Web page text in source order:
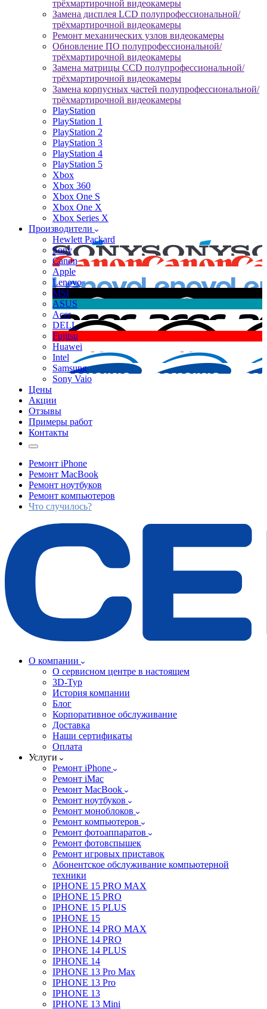
трёхмартирочной видеокамеры
Замена дисплея LCD полупрофессиональной/
трёхмартирочной видеокамеры
Ремонт механических узлов видеокамеры
Обновление ПО полупрофессиональной/
трёхмартирочной видеокамеры
Замена матрицы CCD полупрофессиональной/
трёхмартирочной видеокамеры
Замена корпусных частей полупрофессиональной/
трёхмартирочной видеокамеры
PlayStation
PlayStation 1
PlayStation 2
PlayStation 3
PlayStation 4
PlayStation 5
Xbox
Xbox 360
Xbox One S
Xbox One X
Xbox Series X
Производители
Hewlett Packard
Sony
Canon
Apple
Lenovo
MSI
ASUS
Acer
DELL
Fujitsu
Huawei
Intel
Samsung
Sony Vaio
Цены
Акции
Отзывы
Примеры работ
Контакты
Ремонт iPhone
Ремонт MacBook
Ремонт ноутбуков
Ремонт компьютеров
Что случилось?
О компании
О сервисном центре в настоящем
3D-Тур
История компании
Блог
Корпоративное обслуживание
Доставка
Наши сертификаты
Оплата
Услуги
Ремонт iPhone
Ремонт iMac
Ремонт MacBook
Ремонт ноутбуков
Ремонт моноблоков
Ремонт компьютеров
Ремонт фотоаппаратов
Ремонт фотовспышек
Ремонт игровых приставок
Абонентское обслуживание компьютерной
техники
IPHONE 15 PRO MAX
IPHONE 15 PRO
IPHONE 15 PLUS
IPHONE 15
IPHONE 14 PRO MAX
IPHONE 14 PRO
IPHONE 14 PLUS
IPHONE 14
IPHONE 13 Pro Max
IPHONE 13 Pro
IPHONE 13
IPHONE 13 Mini